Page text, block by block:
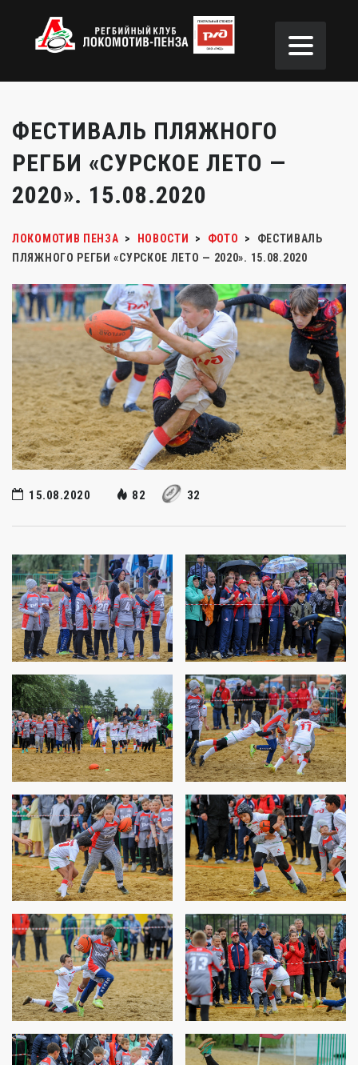
ФЕСТИВАЛЬ ПЛЯЖНОГО
РЕГБИ «СУРСКОЕ ЛЕТО —
2020». 15.08.2020
ЛОКОМОТИВ ПЕНЗА > НОВОСТИ > ФОТО >
ФЕСТИВАЛЬ
ПЛЯЖНОГО РЕГБИ «СУРСКОЕ ЛЕТО — 2020». 15.08.2020
15.08.2020 82 32